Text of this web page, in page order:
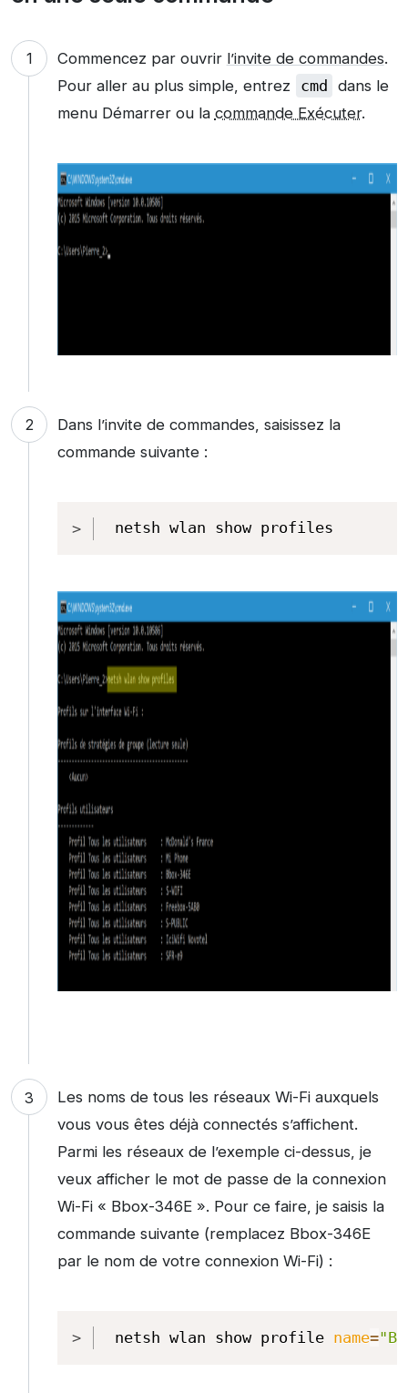
Commencez par ouvrir l’invite de commandes.
Pour aller au plus simple, entrez
cmd
dans le
menu Démarrer ou la commande Exécuter.
Dans l’invite de commandes, saisissez la
commande suivante :
netsh wlan show profiles
Les noms de tous les réseaux Wi-Fi auxquels
vous vous êtes déjà connectés s’affichent.
Parmi les réseaux de l’exemple ci-dessus, je
veux afficher le mot de passe de la connexion
Wi-Fi « Bbox-346E ». Pour ce faire, je saisis la
commande suivante (remplacez Bbox-346E
par le nom de votre connexion Wi-Fi) :
netsh wlan show profile name=
Copy